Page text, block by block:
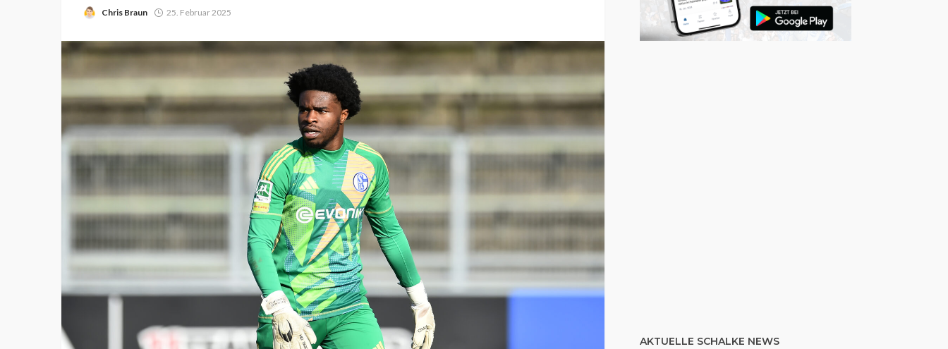
Chris Braun 25. Februar 2025
AKTUELLE SCHALKE NEWS